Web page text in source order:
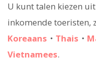
U kunt talen kiezen
inkomende toeristen,
Koreaans ・ Thais ・
Vietnamees.